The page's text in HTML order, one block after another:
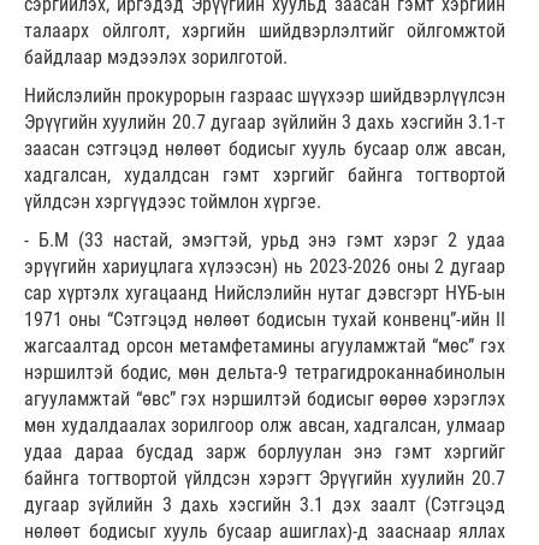
талаарх ойлголт, хэргийн шийдвэрлэлтийг ойлгомжтой
байдлаар мэдээлэх зорилготой.
Нийслэлийн прокурорын газраас шүүхээр шийдвэрлүүлсэн
Эрүүгийн хуулийн 20.7 дугаар зүйлийн 3 дахь хэсгийн 3.1-т
заасан сэтгэцэд нөлөөт бодисыг хууль бусаар олж авсан,
хадгалсан, худалдсан гэмт хэргийг байнга тогтвортой
үйлдсэн хэргүүдээс тоймлон хүргэе.
- Б.М (33 настай, эмэгтэй, урьд энэ гэмт хэрэг 2 удаа
эрүүгийн хариуцлага хүлээсэн) нь 2023-2026 оны 2 дугаар
сар хүртэлх хугацаанд Нийслэлийн нутаг дэвсгэрт НҮБ-ын
1971 оны “Сэтгэцэд нөлөөт бодисын тухай конвенц”-ийн II
жагсаалтад орсон метамфетамины агууламжтай “мөс” гэх
нэршилтэй бодис, мөн дельта-9 тетрагидроканнабинолын
агууламжтай “өвс” гэх нэршилтэй бодисыг өөрөө хэрэглэх
мөн худалдаалах зорилгоор олж авсан, хадгалсан, улмаар
удаа дараа бусдад зарж борлуулан энэ гэмт хэргийг
байнга тогтвортой үйлдсэн хэрэгт Эрүүгийн хуулийн 20.7
дугаар зүйлийн 3 дахь хэсгийн 3.1 дэх заалт (Сэтгэцэд
нөлөөт бодисыг хууль бусаар ашиглах)-д зааснаар яллах